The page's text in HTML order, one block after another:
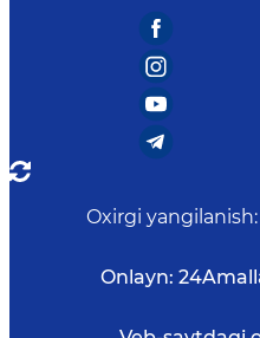
Oxirgi yangilanish:
Onlayn: 24